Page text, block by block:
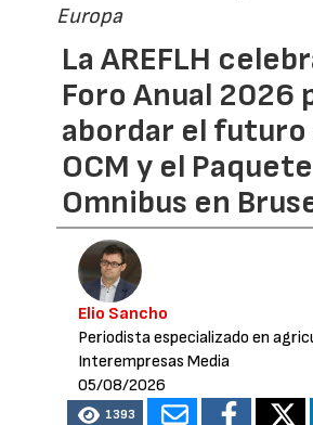
Europa
La AREFLH
Foro Anual 2026
abordar el futuro
OCM y el Paquete
Omnibus en
Elio Sancho
Periodista especializado en
Interempresas Media
05/08/2026
1393